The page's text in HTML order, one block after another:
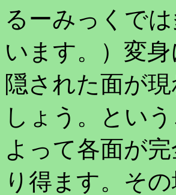
るーみっくで
います。）変
隠された面が
しょう。とい
よって各面が
り得ます。そ